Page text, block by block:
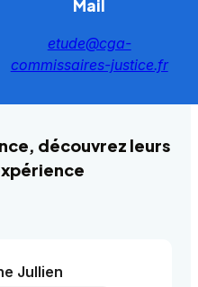
Mail
etude@cga-
commissaires-justice.fr
découvrez leurs
Jullien